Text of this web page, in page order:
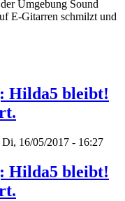
Umgebung Sound
E-Gitarren schmilzt und
Hilda5 bleibt!
Di, 16/05/2017 - 16:27
Hilda5 bleibt!